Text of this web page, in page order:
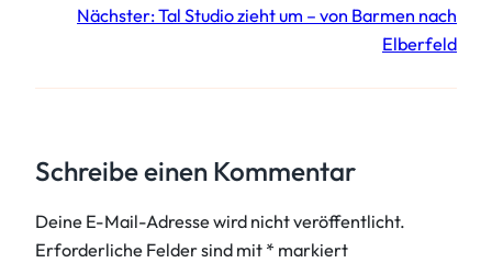
Nächster:Tal Studio zieht um – von Barmen nach
Elberfeld
Schreibe einen Kommentar
Deine E-Mail-Adresse wird nicht veröffentlicht.
Erforderliche Felder sind mit * markiert